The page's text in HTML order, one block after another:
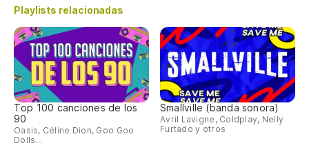
Playlists relacionadas
Top 100 canciones de los
90
Oasis, Céline Dion, Goo Goo
Dolls...
Smallville (banda sonora)
Avril Lavigne, Coldplay, Nelly
Furtado y otros